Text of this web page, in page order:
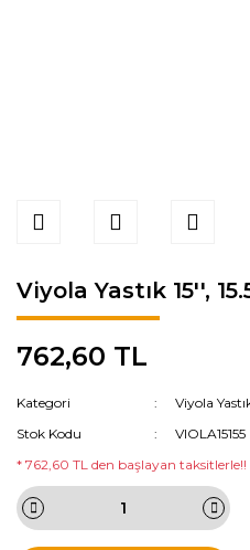
Viyola Yastık 15'',
762,60 TL
Kategori
Viyola
Stok Kodu
VIOLA15155
* 762,60 TL den başlayan taksitlerle!!